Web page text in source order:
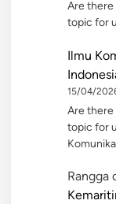
Are there
topic for
Ilmu
15/04/
Are there
topic for
Rangga